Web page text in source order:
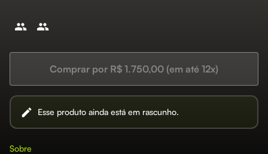
Comprar por R$ 1.750,00 (em até 12x)
Esse produto ainda está em rascunho.
Sobre